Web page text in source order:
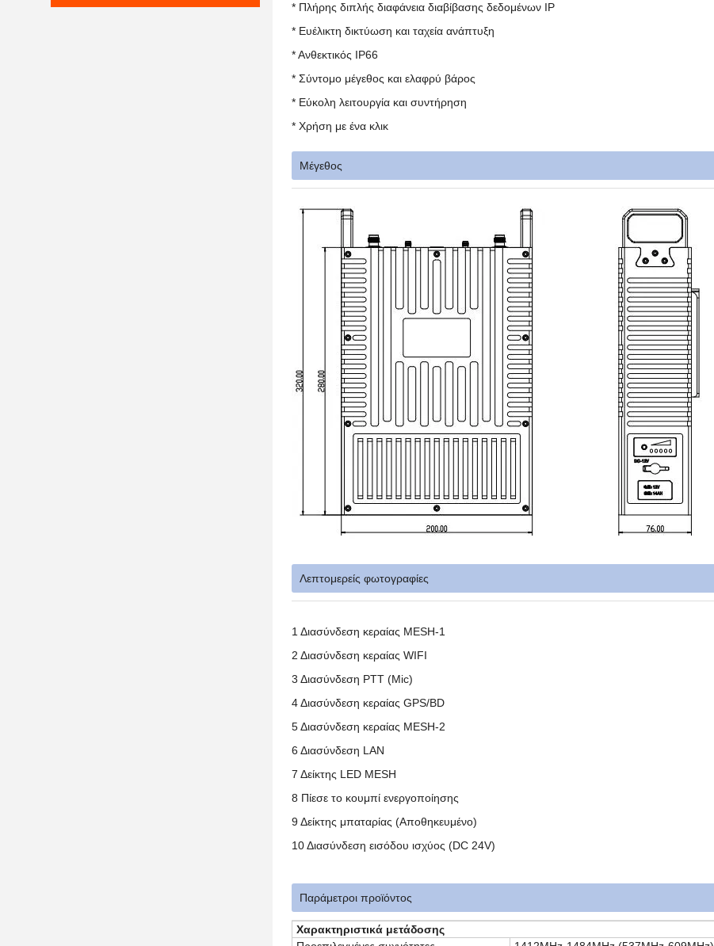
* Πλήρης διπλής διαφάνεια διαβίβασης δεδομένων IP
* Ευέλικτη δικτύωση και ταχεία ανάπτυξη
* Ανθεκτικός IP66
* Σύντομο μέγεθος και ελαφρύ βάρος
* Εύκολη λειτουργία και συντήρηση
* Χρήση με ένα κλικ
Μέγεθος
Λεπτομερείς φωτογραφίες
1 Διασύνδεση κεραίας MESH-1
2 Διασύνδεση κεραίας WIFI
3 Διασύνδεση PTT (Mic)
4 Διασύνδεση κεραίας GPS/BD
5 Διασύνδεση κεραίας MESH-2
6 Διασύνδεση LAN
7 Δείκτης LED MESH
8 Πίεσε το κουμπί ενεργοποίησης
9 Δείκτης μπαταρίας (Αποθηκευμένο)
10 Διασύνδεση εισόδου ισχύος (DC 24V)
Παράμετροι προϊόντος
Χαρακτηριστικά μετάδοσης